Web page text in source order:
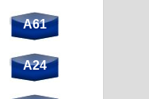
A61
A24